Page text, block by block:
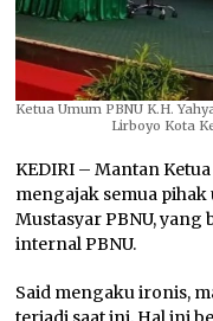
Ketua Umum PBNU K.H.
Lirboyo Kota
KEDIRI – Mantan
mengajak semua
Mustasyar PBNU,
internal PBNU.
Said mengaku ironis,